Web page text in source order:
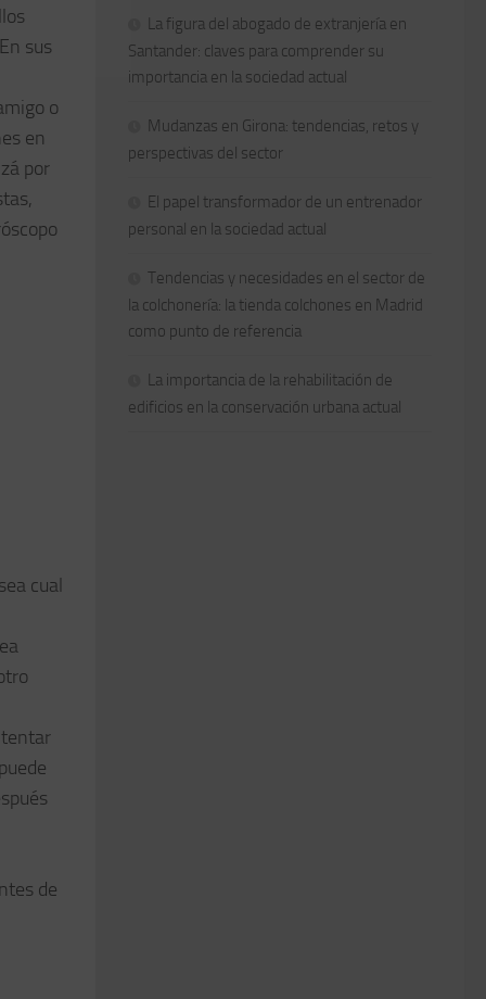
sus
o
en
por
cual
de
La figura del abogado de extranjería en
Santander: claves para comprender su
importancia en la sociedad actual
Mudanzas en Girona: tendencias, retos y
perspectivas del sector
El papel transformador de un entrenador
personal en la sociedad actual
Tendencias y necesidades en el sector de
la colchonería: la tienda colchones en Madrid
como punto de referencia
La importancia de la rehabilitación de
edificios en la conservación urbana actual